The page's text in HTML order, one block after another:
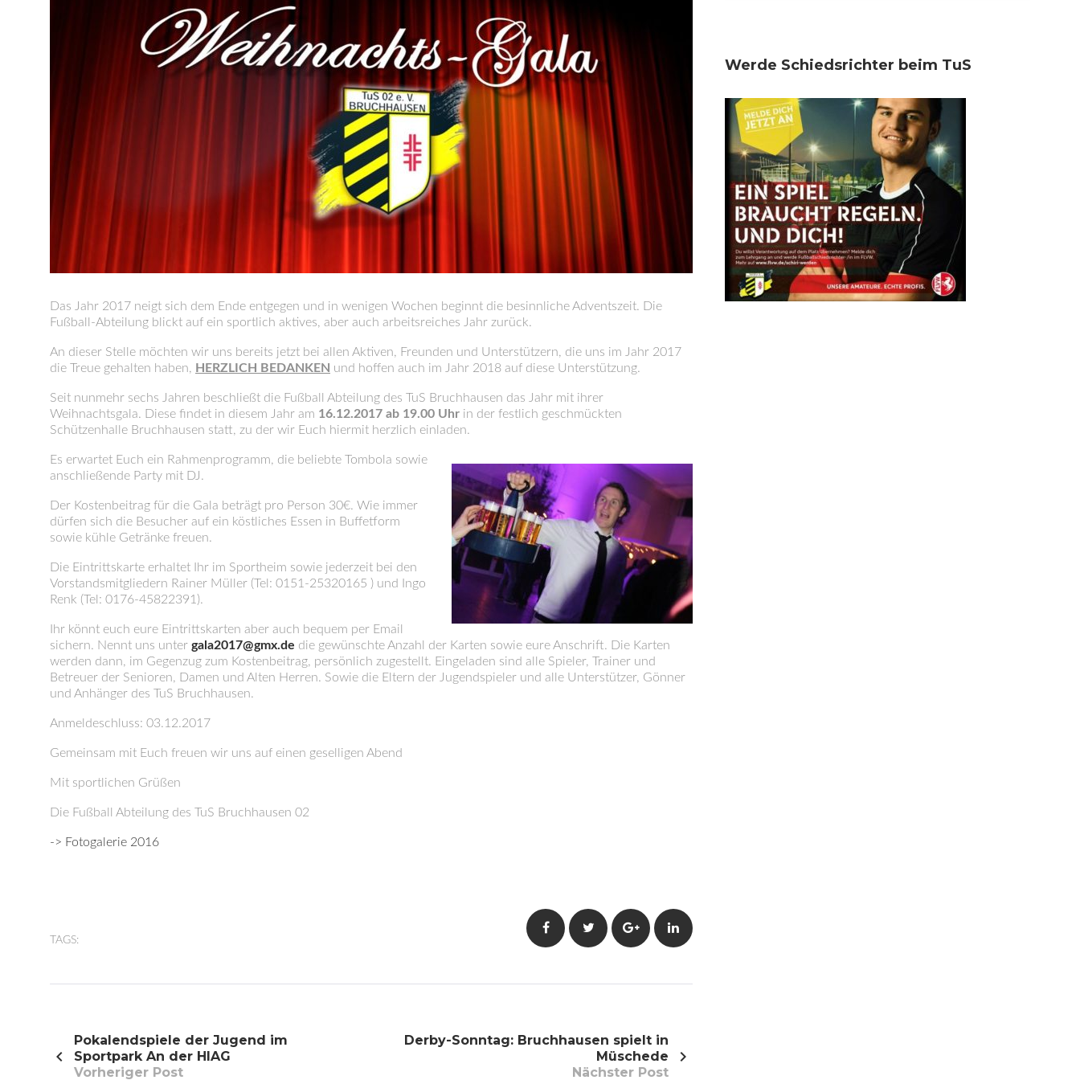
Das Jahr 2017 neigt sich dem Ende entgegen und in wenigen Wochen beginnt die besinnliche Adventszeit. Die
Fußball-Abteilung blickt auf ein sportlich aktives, aber auch arbeitsreiches Jahr zurück.
An dieser Stelle möchten wir uns bereits jetzt bei allen Aktiven, Freunden und Unterstützern, die uns im Jahr 2017
die Treue gehalten haben, HERZLICH BEDANKEN und hoffen auch im Jahr 2018 auf diese Unterstützung.
Seit nunmehr sechs Jahren beschließt die Fußball Abteilung des TuS Bruchhausen das Jahr mit ihrer
Weihnachtsgala. Diese findet in diesem Jahr am 16.12.2017 ab 19.00 Uhr in der festlich geschmückten
Schützenhalle Bruchhausen statt, zu der wir Euch hiermit herzlich einladen.
Es erwartet Euch ein Rahmenprogramm, die beliebte Tombola sowie
anschließende Party mit DJ.
Der Kostenbeitrag für die Gala beträgt pro Person 30€. Wie immer
dürfen sich die Besucher auf ein köstliches Essen in Buffetform
sowie kühle Getränke freuen.
Die Eintrittskarte erhaltet Ihr im Sportheim sowie jederzeit bei den
Vorstandsmitgliedern Rainer Müller (Tel: 0151-25320165 ) und Ingo
Renk (Tel: 0176-45822391).
Ihr könnt euch eure Eintrittskarten aber auch bequem per Email
sichern. Nennt uns unter gala2017@gmx.de die gewünschte Anzahl der Karten sowie eure Anschrift. Die Karten
werden dann, im Gegenzug zum Kostenbeitrag, persönlich zugestellt. Eingeladen sind alle Spieler, Trainer und
Betreuer der Senioren, Damen und Alten Herren. Sowie die Eltern der Jugendspieler und alle Unterstützer, Gönner
und Anhänger des TuS Bruchhausen.
Anmeldeschluss: 03.12.2017
Gemeinsam mit Euch freuen wir uns auf einen geselligen Abend
Mit sportlichen Grüßen
Die Fußball Abteilung des TuS Bruchhausen 02
-> Fotogalerie 2016
TAGS:
FacebookTwitter Google+LinkedIn
Pokalendspiele der Jugend im
Sportpark An der HIAG
Vorheriger Post
Derby-Sonntag: Bruchhausen spielt in
Müschede
Nächster Post
Werde Schiedsrichter beim TuS